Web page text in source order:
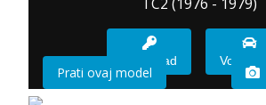
Imam sad Vozio
Prati ovaj model